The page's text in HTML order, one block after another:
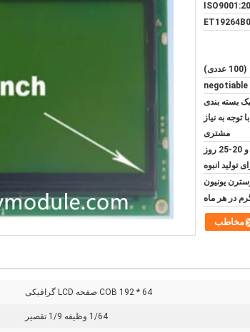
(100 عددی)
negotiable
بسته بندی
توجه به نیاز
مشتری
5 روز برای نمونه و 20-25 روز
تولید انبوه
مخاطب
COB 192 * 64 صفحه LCD گرافیکی
1/64 وظیفه 1/9 تقصیر